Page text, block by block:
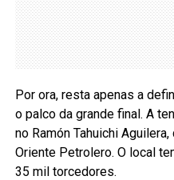
Por ora, resta apenas a
o palco da grande final. A
no Ramón Tahuichi
Oriente Petrolero. O local
35 mil torcedores.